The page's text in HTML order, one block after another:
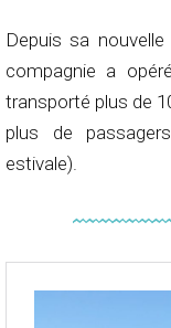
Depuis sa
compagnie a
transporté plus de
plus de
estivale).